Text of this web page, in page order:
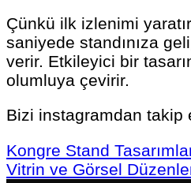
Çünkü ilk izlenimi
saniyede standınıza
verir. Etkileyici bir
olumluya çevirir.
Bizi instagramdan takip
Kongre Stand
Vitrin ve Görsel